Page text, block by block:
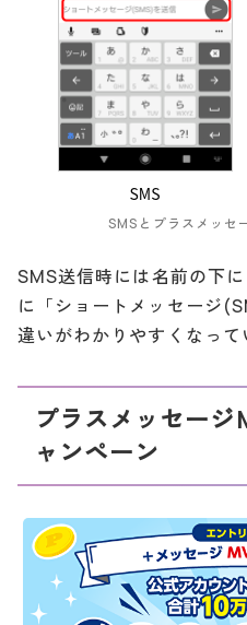
SMSとプラスメッセ
SMS送信時には名前の下
に「ショートメッセージ
違いがわかりやすくなって
プラスメッセー
ャンペーン